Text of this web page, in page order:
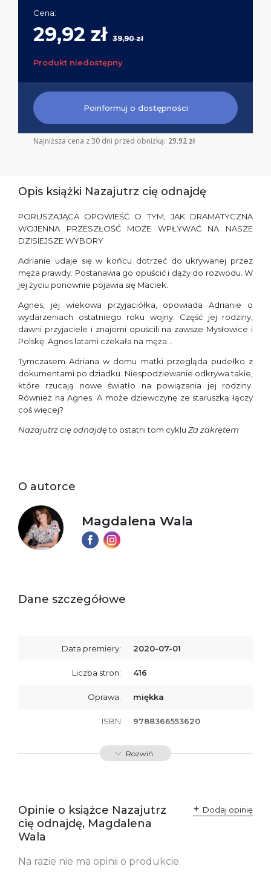
Cena:
29,92 zł 39,90 zł
Produkt niedostępny
Poinformuj o dostępności
Najniższa cena z 30 dni przed obniżką: 29.92 zł
Opis książki Nazajutrz cię odnajdę
PORUSZAJĄCA OPOWIEŚĆ O TYM, JAK DRAMATYCZNA
WOJENNA PRZESZŁOŚĆ MOŻE WPŁYWAĆ NA NASZE
DZISIEJSZE WYBORY
Adrianie udaje się w końcu dotrzeć do ukrywanej przez
męża prawdy. Postanawia go opuścić i dąży do rozwodu. W
jej życiu ponownie pojawia się Maciek.
Agnes, jej wiekowa przyjaciółka, ­­­­­­­­­­­­­­­­­­­­­­­­­­­­­­­­­­­­­­­­­­­­­opowiada Adrianie o
wydarzeniach ostatniego roku wojny. Część jej rodziny,
dawni przyjaciele i znajomi opuścili na zawsze Mysłowice i
Polskę. Agnes latami czekała na męża…
Tymczasem Adriana w domu matki przegląda pudełko z
dokumentami po dziadku. Niespodziewanie odkrywa takie,
które rzucają nowe światło na powiązania jej rodziny.
Również na Agnes. A może dziewczynę ze staruszką łączy
coś więcej?
Nazajutrz cię odnajdęto ostatni tom cyklu Za zakrętem
O autorce
Magdalena Wala
Dane szczegółowe
Data premiery: 2020-07-01
Liczba stron: 416
Oprawa: miękka
ISBN 9788366553620
SKU: K734332
Polska
kontakt@wydajenamsie.pl
+48 61 623 38 38
informacje dotyczące
Rozwiń
Opinie o książce Nazajutrz
cię odnajdę, Magdalena
Wala
Dodaj opinię
Na razie nie ma opinii o produkcie.